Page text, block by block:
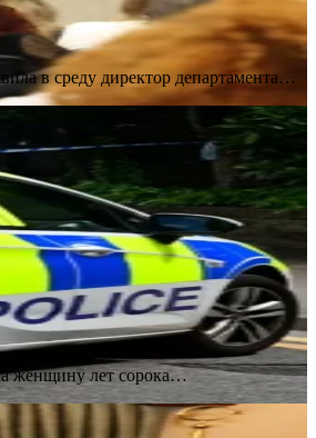
в среду директор департамента…
женщину лет сорока…